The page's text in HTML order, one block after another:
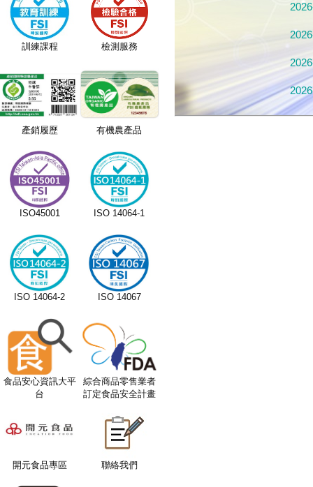
訓練課程 檢測服務
產銷履歷 有機農產品
ISO45001 ISO 14064-1
ISO 14064-2 ISO 14067
食品安心資訊大平
台
綜合商品零售業者
訂定食品安全計畫
開元食品專區 聯絡我們